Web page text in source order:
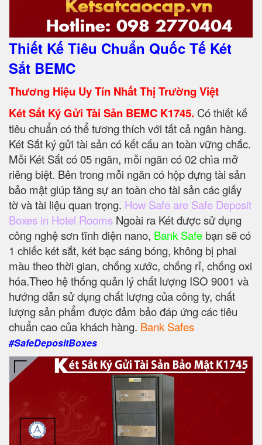
Thiết Kế Tiêu Chuẩn Quốc Tế Két
Sắt BEMC
Thương Hiệu Uy Tín Nhất Thị Trường Việt
Két Sắt Ký Gửi Tài Sản BEMC K1745. Có thiết kế
tiêu chuẩn có thể tương thích với tất cả ngân hàng.
Két Sắt ký gửi tài sản có kết cấu an toàn vững chắc.
Mỗi Két Sắt có 05 ngăn, mỗi ngăn có 02 chìa mở
riêng biệt. Bên trong mỗi ngăn có hộp đựng tài sản
bảo mật giúp tăng sự an toàn cho tài sản các giấy
tờ và tài liệu quan trọng. How Safe are Safe Deposit
Boxes in Hotel Rooms Ngoài ra Két được sử dụng
công nghệ sơn tĩnh điện nano, Bank Safe bạn sẽ có
1 chiếc két sắt, két bạc sáng bóng, không bị phai
màu theo thời gian, chống xước, chống rỉ, chống oxi
hóa.Theo hệ thống quản lý chất lượng ISO 9001 và
hướng dẫn sử dụng chất lượng của công ty, chất
lượng sản phẩm được đảm bảo đáp ứng các tiêu
chuẩn cao của khách hàng. Bank Safes
#SafeDepositBoxes